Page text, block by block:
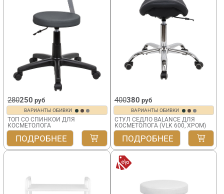
280250 руб
ВАРИАНТЫ ОБИВКИ
ТОП СО СПИНКОЙ ДЛЯ
КОСМЕТОЛОГА
VLK 700
ПОДРОБНЕЕ
400380 руб
ВАРИАНТЫ ОБИВКИ
СТУЛ СЕДЛО BALANCE ДЛЯ
КОСМЕТОЛОГА (VLK 600, ХРОМ)
ПОДРОБНЕЕ